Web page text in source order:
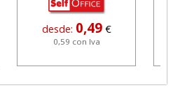
desde: 0,49 €
0,59 con Iva